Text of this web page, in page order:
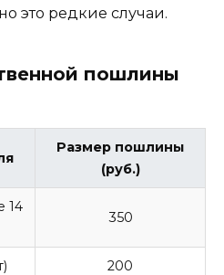
это редкие случаи.
пошлины
Размер пошлины
(руб.)
14
350
200